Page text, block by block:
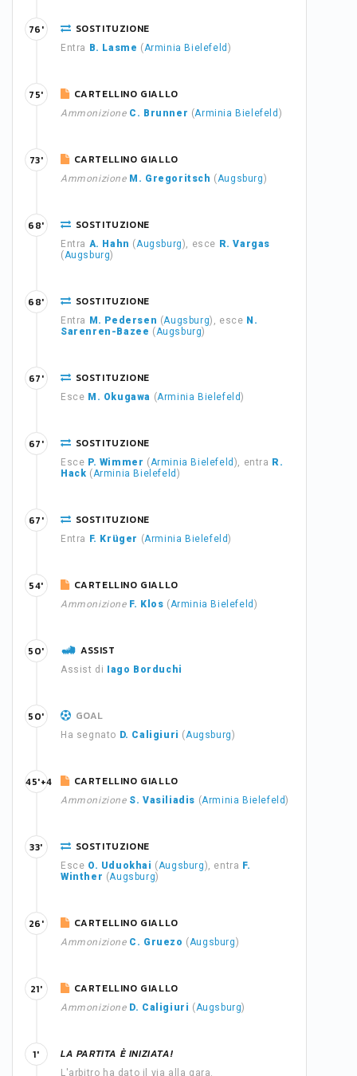
SOSTITUZIONE
Entra B. Lasme (Arminia Bielefeld )
76'
CARTELLINO GIALLO
Ammonizione C. Brunner (Arminia Bielefeld )
75'
CARTELLINO GIALLO
Ammonizione M. Gregoritsch (Augsburg)
73'
SOSTITUZIONE
Entra A. Hahn (Augsburg), esce R. Vargas
(Augsburg)
68'
SOSTITUZIONE
Entra M. Pedersen (Augsburg), esce N.
Sarenren-Bazee (Augsburg)
68'
SOSTITUZIONE
Esce M. Okugawa (Arminia Bielefeld)
67'
SOSTITUZIONE
Esce P. Wimmer (Arminia Bielefeld ), entra R.
Hack (Arminia Bielefeld )
67'
SOSTITUZIONE
Entra F. Krüger (Arminia Bielefeld)
67'
CARTELLINO GIALLO
Ammonizione F. Klos (Arminia Bielefeld )
54'
ASSIST
Assist di Iago Borduchi
50'
GOAL
Ha segnato D. Caligiuri (Augsburg)
50'
CARTELLINO GIALLO
Ammonizione S. Vasiliadis (Arminia Bielefeld)
45'+4
SOSTITUZIONE
Esce O. Uduokhai (Augsburg), entra F.
Winther (Augsburg)
33'
CARTELLINO GIALLO
Ammonizione C. Gruezo (Augsburg)
26'
CARTELLINO GIALLO
Ammonizione D. Caligiuri (Augsburg)
21'
LA PARTITA È INIZIATA!
L'arbitro ha dato il via alla gara.
1'